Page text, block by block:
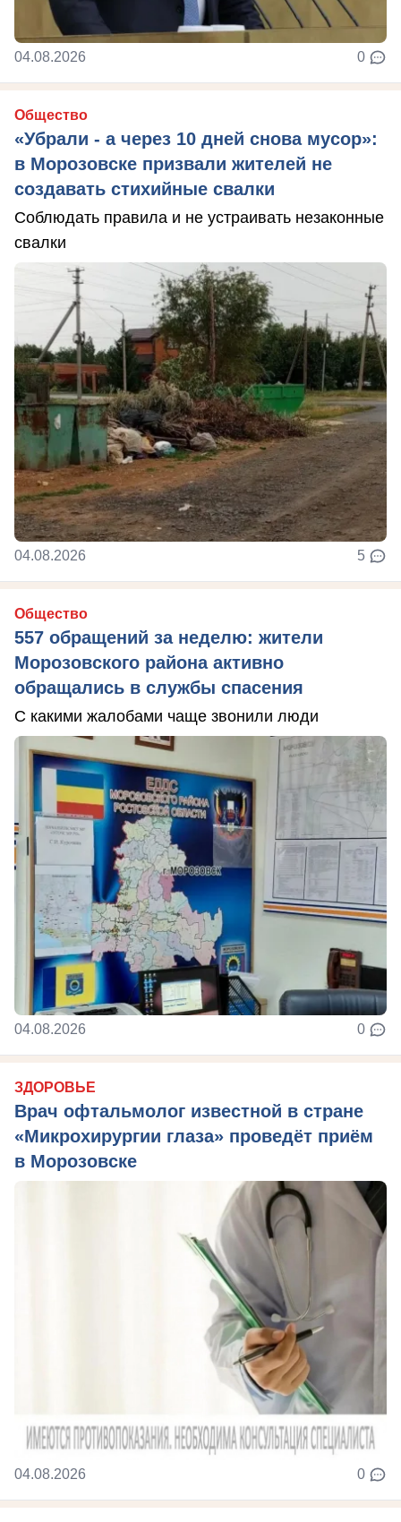
04.08.2026 0
Общество
«Убрали - а через 10 дней снова мусор»:
в Морозовске призвали жителей не
создавать стихийные свалки
Соблюдать правила и не устраивать незаконные
свалки
04.08.2026 5
Общество
557 обращений за неделю: жители
Морозовского района активно
обращались в службы спасения
С какими жалобами чаще звонили люди
04.08.2026 0
ЗДОРОВЬЕ
Врач офтальмолог известной в стране
«Микрохирургии глаза» проведёт приём
в Морозовске
04.08.2026 0